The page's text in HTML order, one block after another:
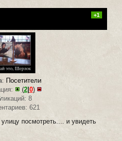
+1
: Посетители
(2| 0)
8
621
посмотреть.... и увидеть